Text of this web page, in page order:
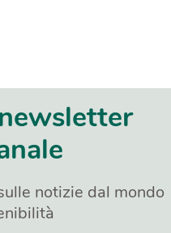
notizie dal mondo